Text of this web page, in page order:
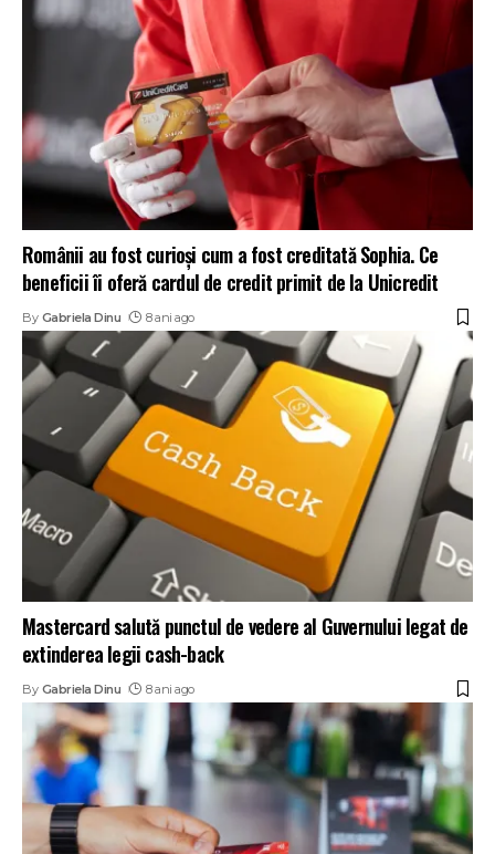
Românii au fost curioși cum a fost creditată Sophia. Ce
beneficii îi oferă cardul de credit primit de la Unicredit
By Gabriela Dinu 8 ani ago
Mastercard salută punctul de vedere al Guvernului legat de
extinderea legii cash-back
By Gabriela Dinu 8 ani ago